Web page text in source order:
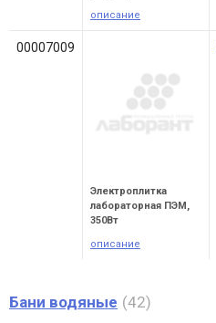
описание
00007009
Электроплитка
лабораторная ПЭМ,
350Вт
описание
Бани водяные 42